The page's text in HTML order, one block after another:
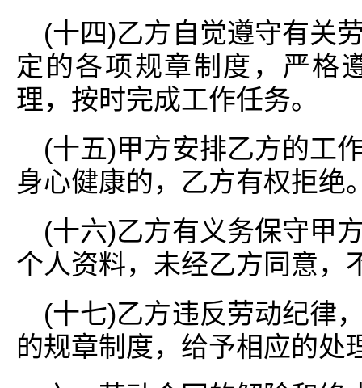
(十四)乙方自觉遵守有关
定的各项规章制度，严格
理，按时完成工作任务。
(十五)甲方安排乙方的工
身心健康的，乙方有权拒绝
(十六)乙方有义务保守甲
个人资料，未经乙方同意，
(十七)乙方违反劳动纪律
的规章制度，给予相应的处